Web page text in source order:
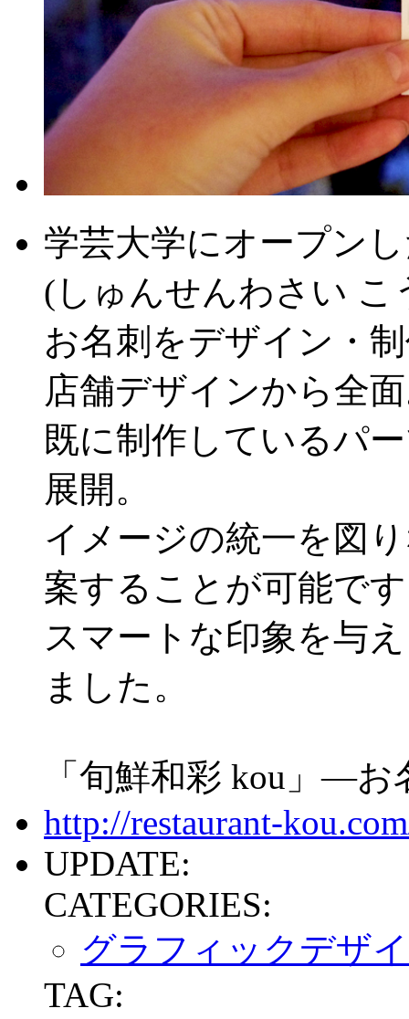
学芸大学にオープン
(しゅんせんわさい こ
お名刺をデザイン・
店舗デザインから全
既に制作しているパ
展開。
イメージの統一を図
案することが可能で
スマートな印象を与
ました。
「旬鮮和彩 kou」—
http://restaurant-
UPDATE:
CATEGORIES:
グラフィックデザ
TAG: